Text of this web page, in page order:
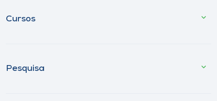
Cursos
Pesquisa